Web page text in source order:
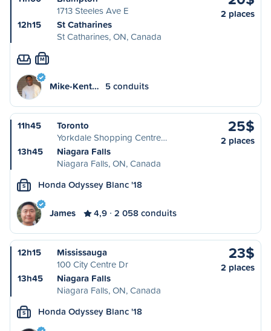
1713 Steeles Ave E
12h15
St Catharines
St Catharines, ON, Canada
2 places
M
Mike-Kent… 5 conduits
11h45
Toronto
Yorkdale Shopping Centre…
13h45
Niagara Falls
Niagara Falls, ON, Canada
25$
2 places
S Honda Odyssey Blanc '18
James 4,9 2 058 conduits
12h15
Mississauga
100 City Centre Dr
13h45
Niagara Falls
Niagara Falls, ON, Canada
23$
2 places
S Honda Odyssey Blanc '18